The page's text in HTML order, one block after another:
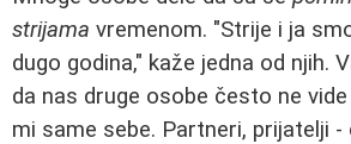
strijama vremenom. "Strije i ja
dugo godina," kaže jedna od njih.
da nas druge osobe često ne
mi same sebe. Partneri, prijatelji -